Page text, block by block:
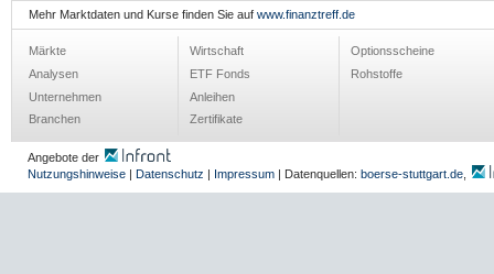
Mehr Marktdaten und Kurse finden Sie auf www.finanztreff.de
Märkte
Analysen
Unternehmen
Branchen
Wirtschaft
ETF Fonds
Anleihen
Zertifikate
Optionsscheine
Rohstoffe
Angebote der
Nutzungshinweise | Datenschutz | Impressum | Datenquellen: boerse-stuttgart.de